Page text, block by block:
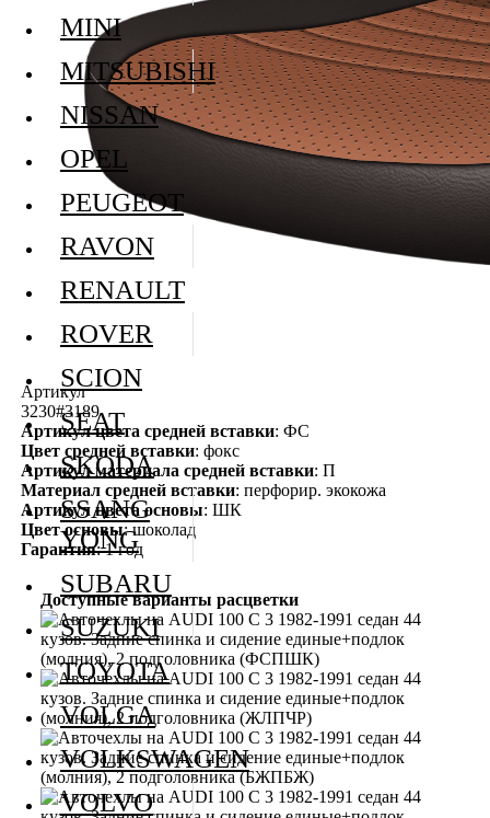
Артикул
3230#3189
Артикул цвета средней вставки: ФС
Цвет средней вставки: фокс
Артикул материала средней вставки: П
Материал средней вставки: перфорир. экокожа
Артикул цвета основы: ШК
Цвет основы: шоколад
Гарантия: 1 год
Доступные варианты расцветки
MINI
MITSUBISHI
NISSAN
OPEL
PEUGEOT
RAVON
RENAULT
ROVER
SCION
SEAT
SKODA
SSANG
YONG
SUBARU
SUZUKI
TOYOTA
VOLGA
VOLKSWAGEN
VOLVO